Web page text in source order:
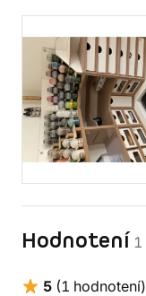
Hodnotení 1
5 (1 hodnotení)